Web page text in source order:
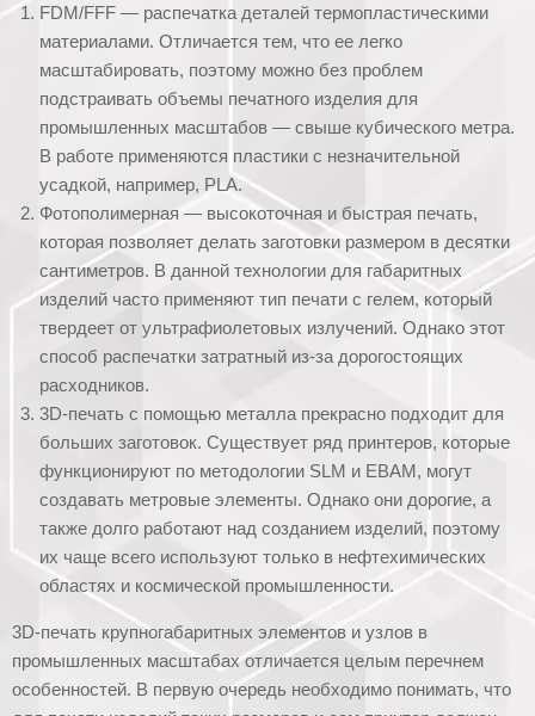
FDM/FFF — распечатка деталей термопластическими
материалами. Отличается тем, что ее легко
масштабировать, поэтому можно без проблем
подстраивать объемы печатного изделия для
промышленных масштабов — свыше кубического метра.
В работе применяются пластики с незначительной
усадкой, например, PLA.
Фотополимерная — высокоточная и быстрая печать,
которая позволяет делать заготовки размером в десятки
сантиметров. В данной технологии для габаритных
изделий часто применяют тип печати с гелем, который
твердеет от ультрафиолетовых излучений. Однако этот
способ распечатки затратный из-за дорогостоящих
расходников.
3D-печать с помощью металла прекрасно подходит для
больших заготовок. Существует ряд принтеров, которые
функционируют по методологии SLM и EBAM, могут
создавать метровые элементы. Однако они дорогие, а
также долго работают над созданием изделий, поэтому
их чаще всего используют только в нефтехимических
областях и космической промышленности.
3D-печать крупногабаритных элементов и узлов в
промышленных масштабах отличается целым перечнем
особенностей. В первую очередь необходимо понимать, что